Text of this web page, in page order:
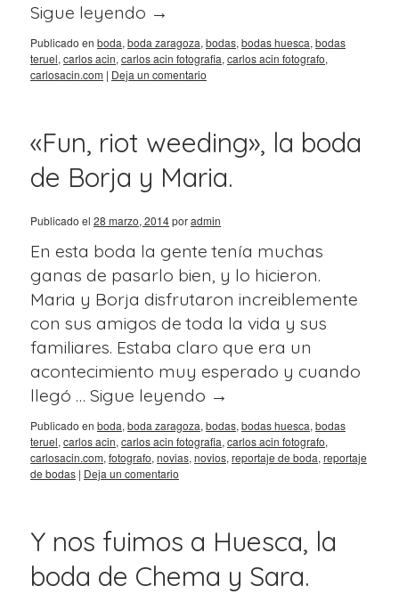
Sigue leyendo →
Publicado en boda, boda zaragoza, bodas, bodas huesca, bodas
teruel, carlos acin, carlos acin fotografia, carlos acin fotografo,
carlosacin.com | Deja un comentario
«Fun, riot weeding», la boda
de Borja y Maria.
Publicado el 28 marzo, 2014poradmin
En esta boda la gente tenía muchas
ganas de pasarlo bien, y lo hicieron.
Maria y Borja disfrutaron increiblemente
con sus amigos de toda la vida y sus
familiares. Estaba claro que era un
acontecimiento muy esperado y cuando
llegó … Sigue leyendo →
Publicado en boda, boda zaragoza, bodas, bodas huesca, bodas
teruel, carlos acin, carlos acin fotografia, carlos acin fotografo,
carlosacin.com, fotografo, novias, novios, reportaje de boda, reportaje
de bodas | Deja un comentario
Y nos fuimos a Huesca, la
boda de Chema y Sara.